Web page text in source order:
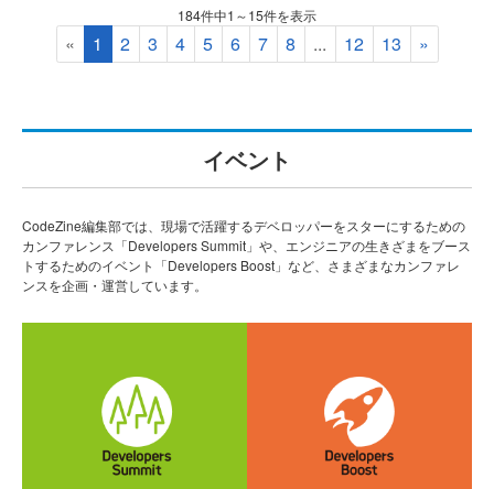
184件中1～15件を表示
« 1 2 3 4 5 6 7 8 ... 12 13 »
イベント
CodeZine編集部では、現場で活躍するデベロッパーをスターにするための
カンファレンス「Developers Summit」や、エンジニアの生きざまをブース
トするためのイベント「Developers Boost」など、さまざまなカンファレ
ンスを企画・運営しています。